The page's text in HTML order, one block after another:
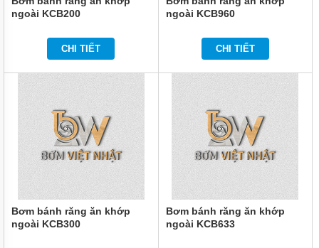
ngoài KCB200
CHI TIẾT
ngoài KCB960
CHI TIẾT
Bơm bánh răng ăn khớp
ngoài KCB300
Bơm bánh răng ăn khớp
ngoài KCB633